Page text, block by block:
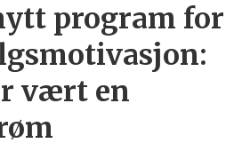
program for
vært en